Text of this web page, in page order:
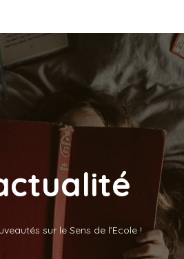
sur le Sens de l’Ecole !